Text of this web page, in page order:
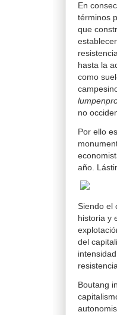
En
términos
que
hasta la
como
no
Por ello
año.
Siendo el
historia y
del
Boutang